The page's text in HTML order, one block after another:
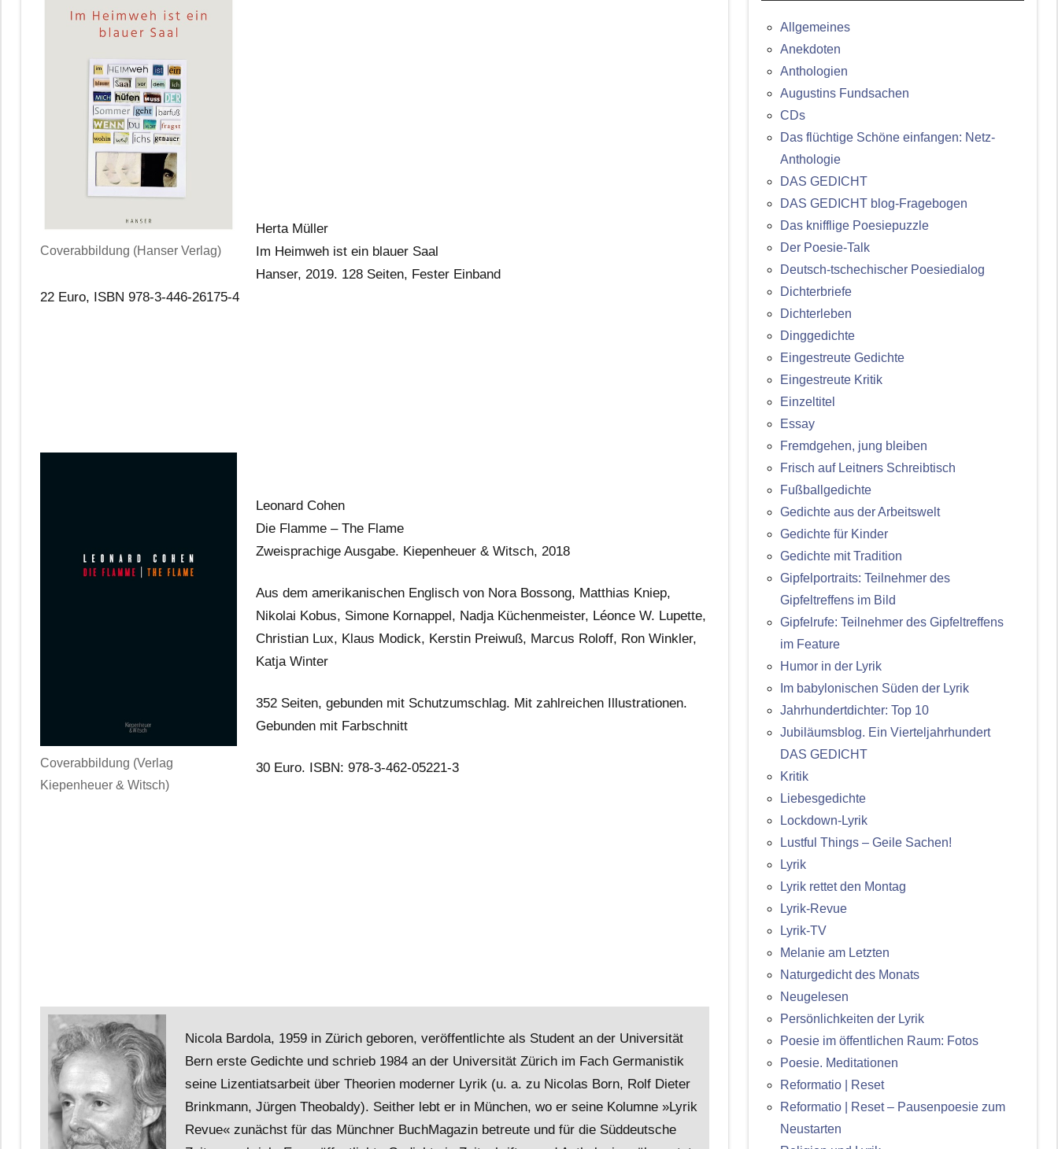
Coverabbildung (Hanser Verlag)
Herta Müller
Im Heimweh ist ein blauer Saal
Hanser, 2019. 128 Seiten, Fester Einband
22 Euro, ISBN 978-3-446-26175-4
Coverabbildung (Verlag
Kiepenheuer & Witsch)
Leonard Cohen
Die Flamme – The Flame
Zweisprachige Ausgabe. Kiepenheuer & Witsch, 2018
Aus dem amerikanischen Englisch von Nora Bossong, Matthias Kniep,
Nikolai Kobus, Simone Kornappel, Nadja Küchenmeister, Léonce W. Lupette,
Christian Lux, Klaus Modick, Kerstin Preiwuß, Marcus Roloff, Ron Winkler,
Katja Winter
352 Seiten, gebunden mit Schutzumschlag. Mit zahlreichen Illustrationen.
Gebunden mit Farbschnitt
30 Euro. ISBN: 978-3-462-05221-3
Nicola Bardola, 1959 in Zürich geboren, veröffentlichte als Student an der Universität
Bern erste Gedichte und schrieb 1984 an der Universität Zürich im Fach Germanistik
seine Lizentiatsarbeit über Theorien moderner Lyrik (u. a. zu Nicolas Born, Rolf Dieter
Brinkmann, Jürgen Theobaldy). Seither lebt er in München, wo er seine Kolumne »Lyrik
Revue« zunächst für das Münchner BuchMagazin betreute und für die Süddeutsche
Allgemeines
Anekdoten
Anthologien
Augustins Fundsachen
CDs
Das flüchtige Schöne einfangen: Netz-
Anthologie
DAS GEDICHT
DAS GEDICHT blog-Fragebogen
Das knifflige Poesiepuzzle
Der Poesie-Talk
Deutsch-tschechischer Poesiedialog
Dichterbriefe
Dichterleben
Dinggedichte
Eingestreute Gedichte
Eingestreute Kritik
Einzeltitel
Essay
Fremdgehen, jung bleiben
Frisch auf Leitners Schreibtisch
Fußballgedichte
Gedichte aus der Arbeitswelt
Gedichte für Kinder
Gedichte mit Tradition
Gipfelportraits: Teilnehmer des
Gipfeltreffens im Bild
Gipfelrufe: Teilnehmer des Gipfeltreffens
im Feature
Humor in der Lyrik
Im babylonischen Süden der Lyrik
Jahrhundertdichter: Top 10
Jubiläumsblog. Ein Vierteljahrhundert
DAS GEDICHT
Kritik
Liebesgedichte
Lockdown-Lyrik
Lustful Things – Geile Sachen!
Lyrik
Lyrik rettet den Montag
Lyrik-Revue
Lyrik-TV
Melanie am Letzten
Naturgedicht des Monats
Neugelesen
Persönlichkeiten der Lyrik
Poesie im öffentlichen Raum: Fotos
Poesie. Meditationen
Reformatio | Reset
Reformatio | Reset – Pausenpoesie zum
Neustarten